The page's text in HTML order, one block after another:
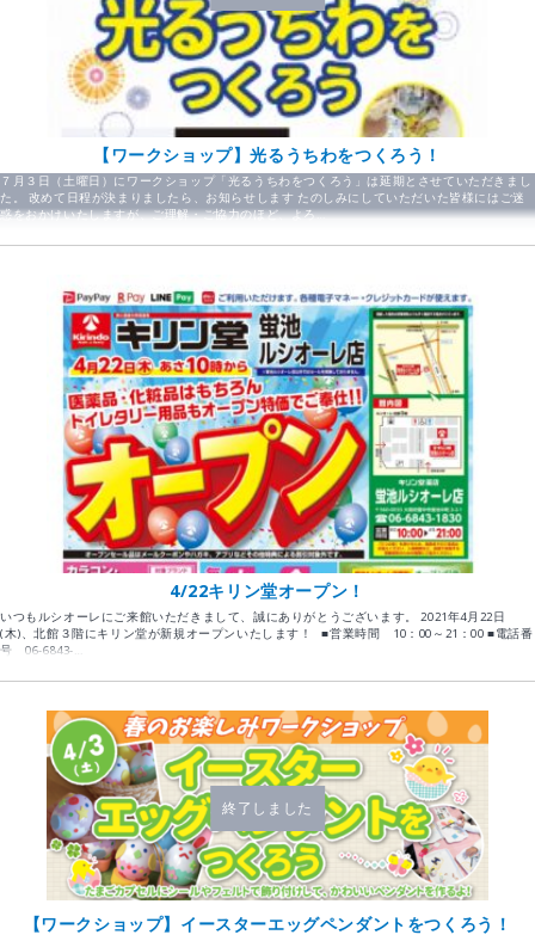
【ワークショップ】光るうちわをつくろう！
７月３日（土曜日）にワークショップ「光るうちわをつくろう」は延期とさせていただきまし
た。 改めて日程が決まりましたら、お知らせします たのしみにしていただいた皆様にはご迷
惑をおかけいたしますが、ご理解・ご協力のほど、よろ…
4/22キリン堂オープン！
いつもルシオーレにご来館いただきまして、誠にありがとうございます。 2021年4月22日
(木)、北館３階にキリン堂が新規オープンいたします！ ■営業時間 10：00～21：00 ■電話番
号 06-6843-…
終了しました
【ワークショップ】イースターエッグペンダントをつくろう！